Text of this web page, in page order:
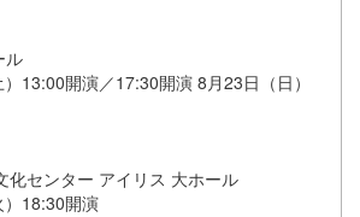
演
ル
13:00開演／17:30開演 8月23日（日）
演
化センター アイリス 大ホール
）18:30開演